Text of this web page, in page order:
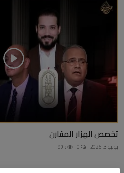
تخصص الهزار المقارن
يوليو 3, 2026